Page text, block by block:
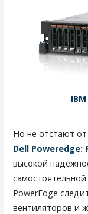
Но не отстают
Dell Poweredge:
высокой
PowerEdge
вентиляторов и